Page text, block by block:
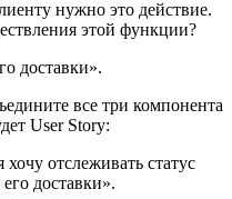
нужно это действие.
этой функции?
доставки».
все три компонента
User Story:
отслеживать статус
доставки».